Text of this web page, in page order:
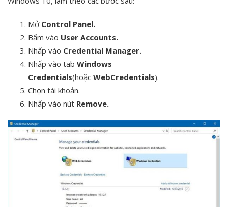
Mở Control Panel.
Bấm vào User Accounts.
Nhấp vào Credential Manager.
Nhấp vào tab Windows
Credentials(hoặc WebCredentials).
Chọn tài khoản.
Nhấp vào nút Remove.